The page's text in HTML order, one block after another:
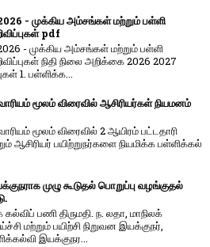
- முக்கிய அம்சங்கள் மற்றும் பள்ளி
pdf
- முக்கிய அம்சங்கள் மற்றும் பள்ளி
நிதி நிலை அறிக்கை 2026 2027
1. பள்ளிக்க...
மூலம் விரைவில் ஆசிரியர்கள் நியமனம்
மூலம் விரை​வில் 2 ஆயிரம் பட்​ட​தாரி
ஆசிரியர் பயிற்றுநர்​களை நியமிக்க பள்​ளிக்​கல்​
முழு கூடுதல் பொறுப்பு வழங்குதல்
கல்விப் பணி திருமதி. ந. லதா, மாநிலக்
மற்றும் பயிற்சி நிறுவன இயக்குநர்,
இயக்குநர...